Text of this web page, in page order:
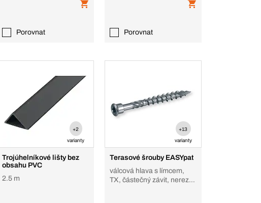
Porovnat Porovnat
+2
varianty
Trojúhelníkové lišty bez
obsahu PVC
2.5 m
+13
varianty
Terasové šrouby EASYpat
válcová hlava s límcem,
TX, částečný závit, nerez